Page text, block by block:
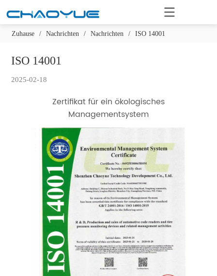
Zuhause / Nachrichten / Nachrichten / ISO 14001
ISO 14001
2025-02-18